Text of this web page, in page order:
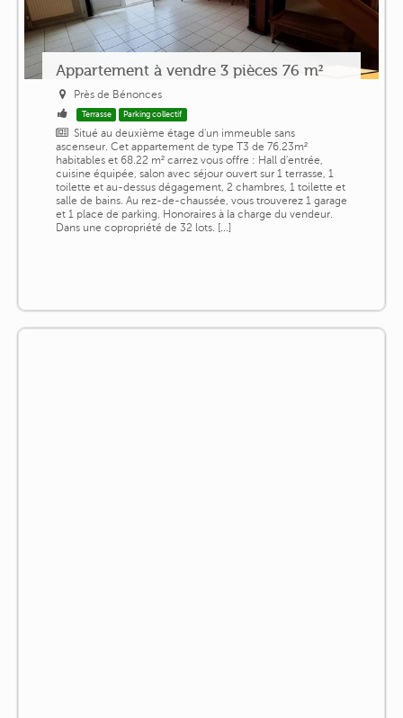
Appartement à vendre 3 pièces 76 m²
Près de Bénonces
Terrasse Parking collectif
Situé au deuxième étage d'un immeuble sans
ascenseur. Cet appartement de type T3 de 76.23m²
habitables et 68.22 m² carrez vous offre : Hall d'entrée,
cuisine équipée, salon avec séjour ouvert sur 1 terrasse, 1
toilette et au-dessus dégagement, 2 chambres, 1 toilette et
salle de bains. Au rez-de-chaussée, vous trouverez 1 garage
et 1 place de parking. Honoraires à la charge du vendeur.
Dans une copropriété de 32 lots. [...]